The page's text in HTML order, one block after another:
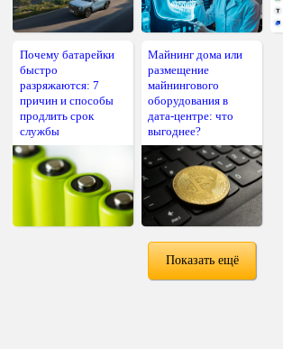
Почему батарейки
быстро
разряжаются: 7
причин и способы
продлить срок
службы
Майнинг дома или
размещение
майнингового
оборудования в
дата-центре: что
выгоднее?
Показать ещё